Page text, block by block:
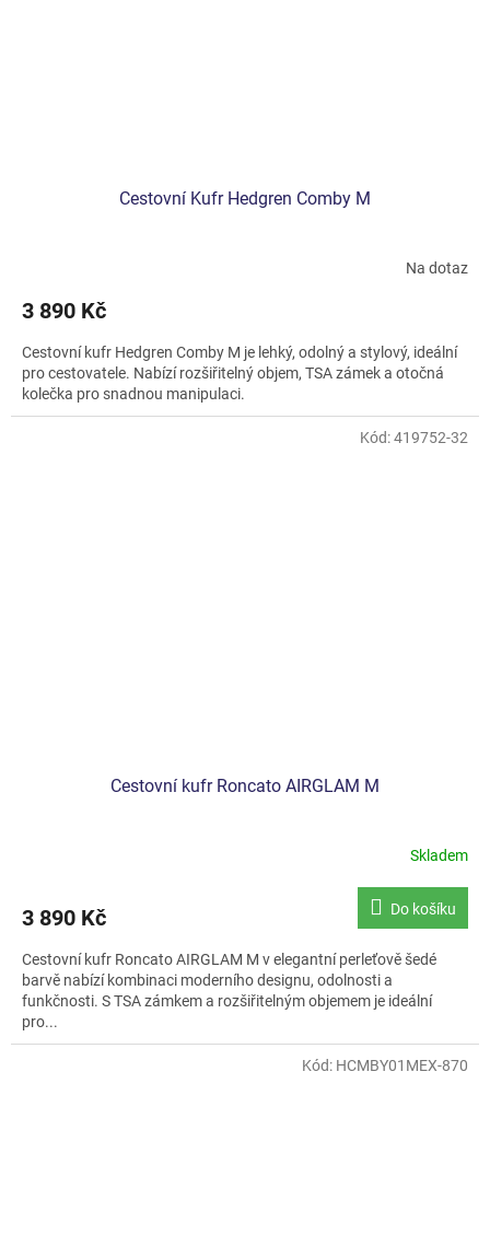
Cestovní Kufr Hedgren Comby M
Na dotaz
3 890 Kč
Cestovní kufr Hedgren Comby M je lehký, odolný a stylový, ideální
pro cestovatele. Nabízí rozšiřitelný objem, TSA zámek a otočná
kolečka pro snadnou manipulaci.
Cestovní kufr Roncato AIRGLAM M
Skladem
3 890 Kč Do košíku
Cestovní kufr Roncato AIRGLAM M v elegantní perleťově šedé
barvě nabízí kombinaci moderního designu, odolnosti a
funkčnosti. S TSA zámkem a rozšiřitelným objemem je ideální
pro...
Kód:419752-32
Kód: HCMBY01MEX-870